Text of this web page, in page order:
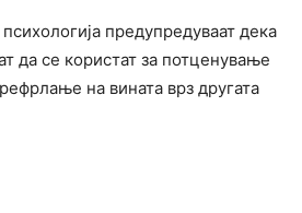
предупредуваат дека
да се користат за потценување
на вината врз другата